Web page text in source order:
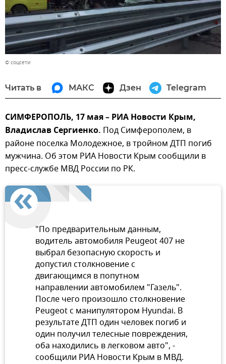
© соцсети
Читать в МАКС Дзен Telegram
СИМФЕРОПОЛЬ, 17 мая – РИА Новости Крым,
Владислав Сергиенко. Под Симферополем, в
районе поселка Молодежное, в тройном ДТП погиб
мужчина. Об этом РИА Новости Крым сообщили в
пресс-службе МВД России по РК.
"По предварительным данным,
водитель автомобиля Peugeot 407 не
выбрал безопасную скорость и
допустил столкновение с
двигающимся в попутном
направлении автомобилем "Газель".
После чего произошло столкновение
Peugeot с манипулятором Hyundai. В
результате ДТП один человек погиб и
один получил телесные повреждения,
оба находились в легковом авто", -
сообщили РИА Новости Крым в МВД.